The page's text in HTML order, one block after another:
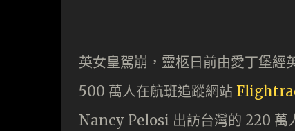
英女皇駕崩，靈柩日前由愛丁堡經
500 萬人在航班追蹤網站
Nancy Pelosi 出訪台灣的 220 萬